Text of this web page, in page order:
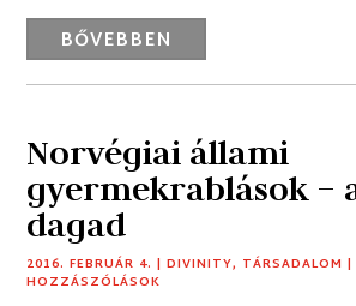
BŐVEBBEN
Norvégiai állami
gyermekrablások –
dagad
2016. FEBRUÁR 4. |DIVINITY, TÁRSADALOM |
HOZZÁSZÓLÁSOK